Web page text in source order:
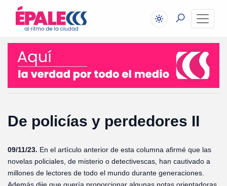
De policías y perdedores II
09/11/23. En el artículo anterior de esta columna afirmé que las
novelas policiales, de misterio o detectivescas, han cautivado a
millones de lectores de todo el mundo durante generaciones.